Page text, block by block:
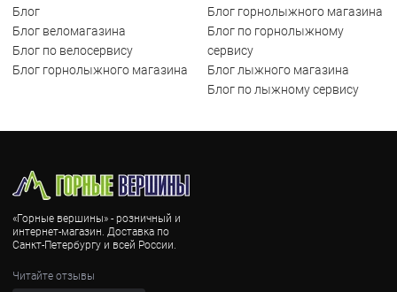
Блог
Блог веломагазина
Блог по велосервису
Блог горнолыжного магазина
Блог горнолыжного магазина
Блог по горнолыжному
сервису
Блог лыжного магазина
Блог по лыжному сервису
«Горные вершины» - розничный и
интернет-магазин. Доставка по
Санкт-Петербургу и всей России.
Читайте отзывы